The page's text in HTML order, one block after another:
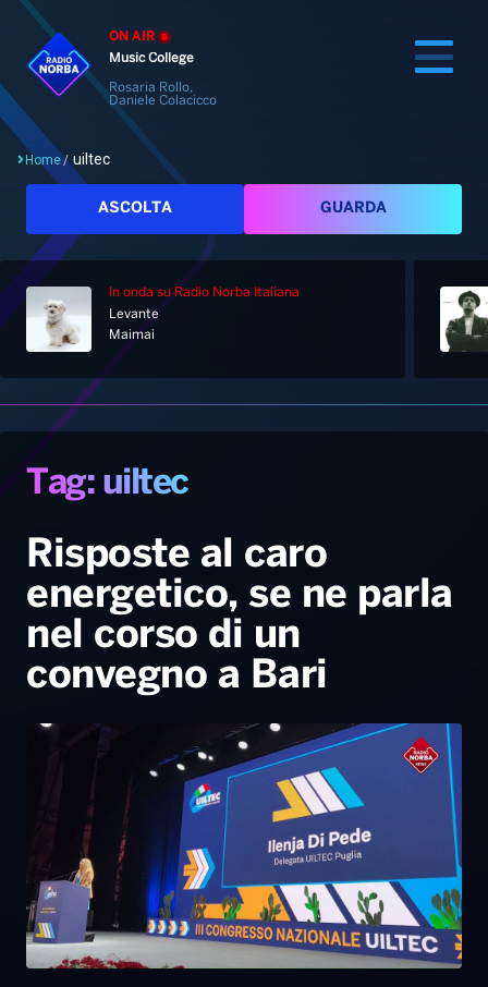
ON AIR
Music College
Rosaria Rollo,
Daniele Colacicco
Home
Palinsesto
Hit Dance
Giochi&Concorsi
PALATOUR
Notizie
Locali
Musica e Spettacolo
Sport
Radio Norba Consiglia
Leggerissime
Playlist
Generale
Novità
Notiziario
Interviste
Oroscopo
Speciale Astrabilia 2026
Gallery
Radio Norba News TV
Voce al Bari
Battiti Live 2026
Gallery
Home/ uiltec
ASCOLTA GUARDA
In onda su Radio Norba Italiana
Levante
Maimai
Tag: uiltec
Risposte al caro
energetico, se ne parla
nel corso di un
convegno a Bari